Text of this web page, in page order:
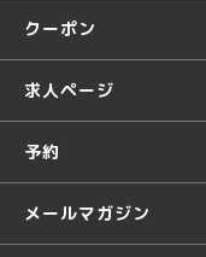
クーポン
求人ページ
予約
メールマガジン